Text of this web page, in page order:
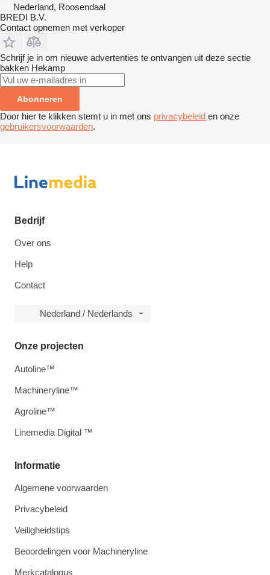
Nederland, Roosendaal
BREDI B.V.
Contact opnemen met verkoper
Schrijf je in om nieuwe advertenties te ontvangen uit deze sectie
bakken Hekamp
Abonneren
Door hier te klikken stemt u in met ons privacybeleid en onze
gebruikersvoorwaarden.
Bedrijf
Over ons
Help
Contact
Nederland / Nederlands
Informatie
Algemene voorwaarden
Privacybeleid
Veiligheidstips
Beoordelingen voor Machineryline
Merkcatalogus
Onze projecten
Autoline™
Machineryline™
Agroline™
Linemedia Digital ™